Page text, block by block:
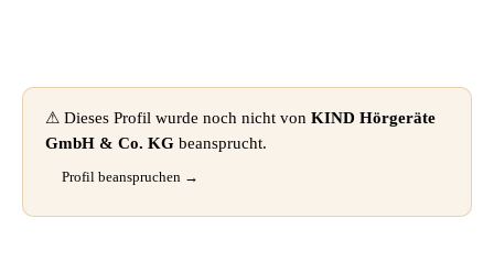
⚠ Dieses Profil wurde noch nicht von KIND Hörgeräte
GmbH & Co. KG beansprucht.
Profil beanspruchen →